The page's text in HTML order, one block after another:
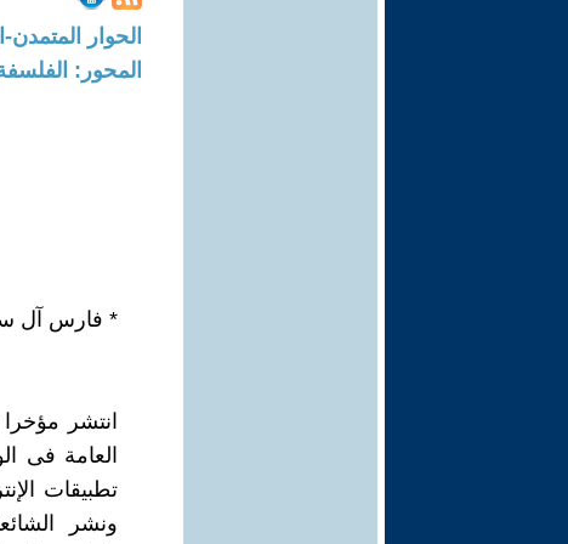
الحوار المتمدن-العدد: 6907 - 2021
المحور:
* فارس آل
انتشر
العامة فى
تطبيقات
ونشر